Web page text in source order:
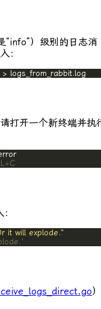
“info”）级别的日志消
：
logs_from_rabbit.log
打开一个新终端并执
it will explode."
）